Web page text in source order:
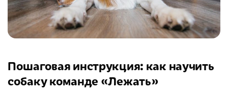
Пошаговая инструкция: как научить
собаку команде «Лежать»